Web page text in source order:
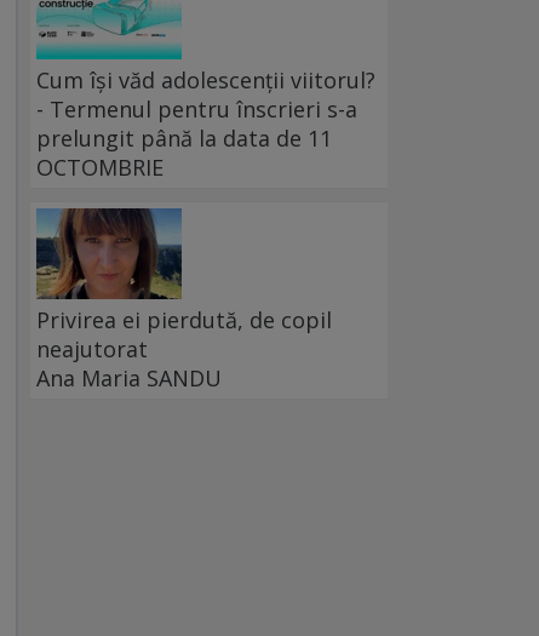
Cum își văd adolescenții viitorul?
- Termenul pentru înscrieri s-a
prelungit până la data de 11
OCTOMBRIE
Privirea ei pierdută, de copil
neajutorat
Ana Maria SANDU